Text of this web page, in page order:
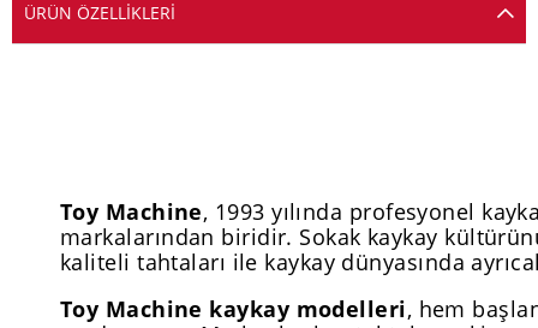
ÜRÜN ÖZELLIKLERI
Toy Machine, 1993 yılında profesyonel
markalarından biridir. Sokak kaykay
kaliteli tahtaları ile kaykay dünyasında
Toy Machine kaykay modelleri, hem